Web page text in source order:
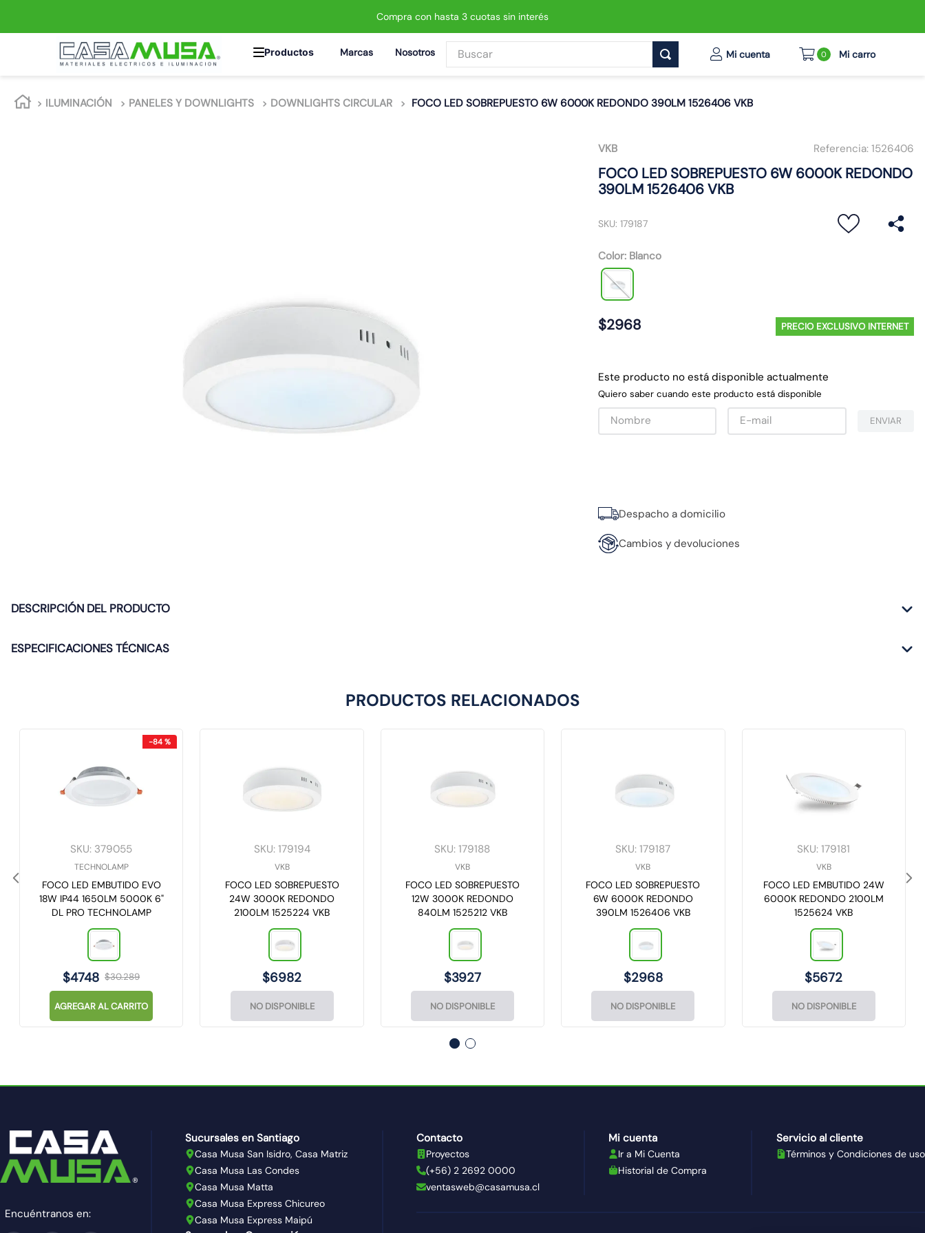
Compra con hasta 3 cuotas sin interés
Marcas Nosotros Buscar
0
ILUMINACIÓN PANELES Y DOWNLIGHTS DOWNLIGHTS CIRCULAR FOCO LED SOBREPUESTO 6W 6000K REDONDO 390LM 1526406 VKB
VKB Referencia: 1526406
FOCO LED SOBREPUESTO 6W 6000K REDONDO
390LM 1526406 VKB
SKU: 179187
Color: Blanco
$2968 PRECIO EXCLUSIVO INTERNET
Este producto no está disponible actualmente
Quiero saber cuando este producto está disponible
ENVIAR
Despacho a domicilio
Cambios y devoluciones
DESCRIPCIÓN DEL PRODUCTO
ESPECIFICACIONES TÉCNICAS
PRODUCTOS RELACIONADOS
-84 %
SKU: 379055
TECHNOLAMP
FOCO LED EMBUTIDO EVO
18W IP44 1650LM 5000K 6"
DL PRO TECHNOLAMP
$30.289
$4748
AGREGAR AL CARRITO
SKU: 179194
VKB
FOCO LED SOBREPUESTO
24W 3000K REDONDO
2100LM 1525224 VKB
$6982
NO DISPONIBLE
SKU:179188
VKB
FOCO LED SOBREPUESTO
12W 3000K REDONDO
840LM 1525212 VKB
$3927
NO DISPONIBLE
SKU:179187
VKB
FOCO LED SOBREPUESTO
6W 6000K REDONDO
390LM 1526406 VKB
$2968
NO DISPONIBLE
SKU:179181
VKB
FOCO LED EMBUTIDO 24W
6000K REDONDO 2100LM
1525624 VKB
$5672
NO DISPONIBLE
Encuéntranos en:
Sucursales en Santiago
Casa Musa San Isidro, Casa Matriz
Casa Musa Las Condes
Casa Musa Matta
Casa Musa Express Chicureo
Casa Musa Express Maipú
Contacto
Proyectos
(+56) 2 2692 0000
ventasweb@casamusa.cl
Mi cuenta
Ir a Mi Cuenta
Historial de Compra
Servicio al cliente
Términos y Condiciones de uso
1.
enchufe